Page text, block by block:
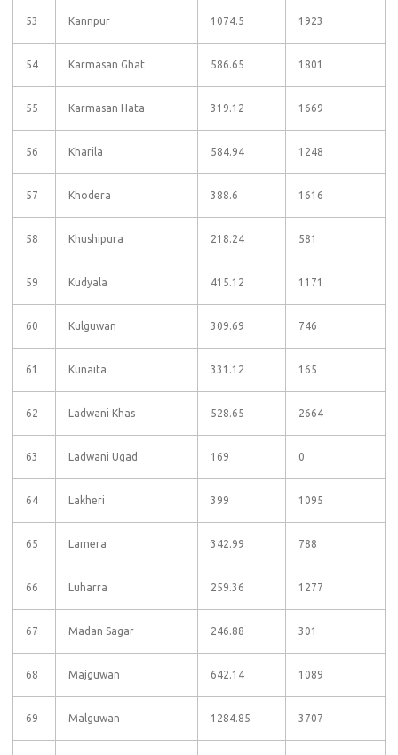
53 Kannpur 1074.5 1923
54 Karmasan Ghat 586.65 1801
55 Karmasan Hata 319.12 1669
56 Kharila 584.94 1248
57 Khodera 388.6 1616
58 Khushipura 218.24 581
59 Kudyala 415.12 1171
60 Kulguwan 309.69 746
61 Kunaita 331.12 165
62 Ladwani Khas 528.65 2664
63 Ladwani Ugad 169 0
64 Lakheri 399 1095
65 Lamera 342.99 788
66 Luharra 259.36 1277
67 Madan Sagar 246.88 301
68 Majguwan 642.14 1089
69 Malguwan 1284.85 3707